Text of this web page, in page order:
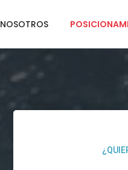
NOSOTROS